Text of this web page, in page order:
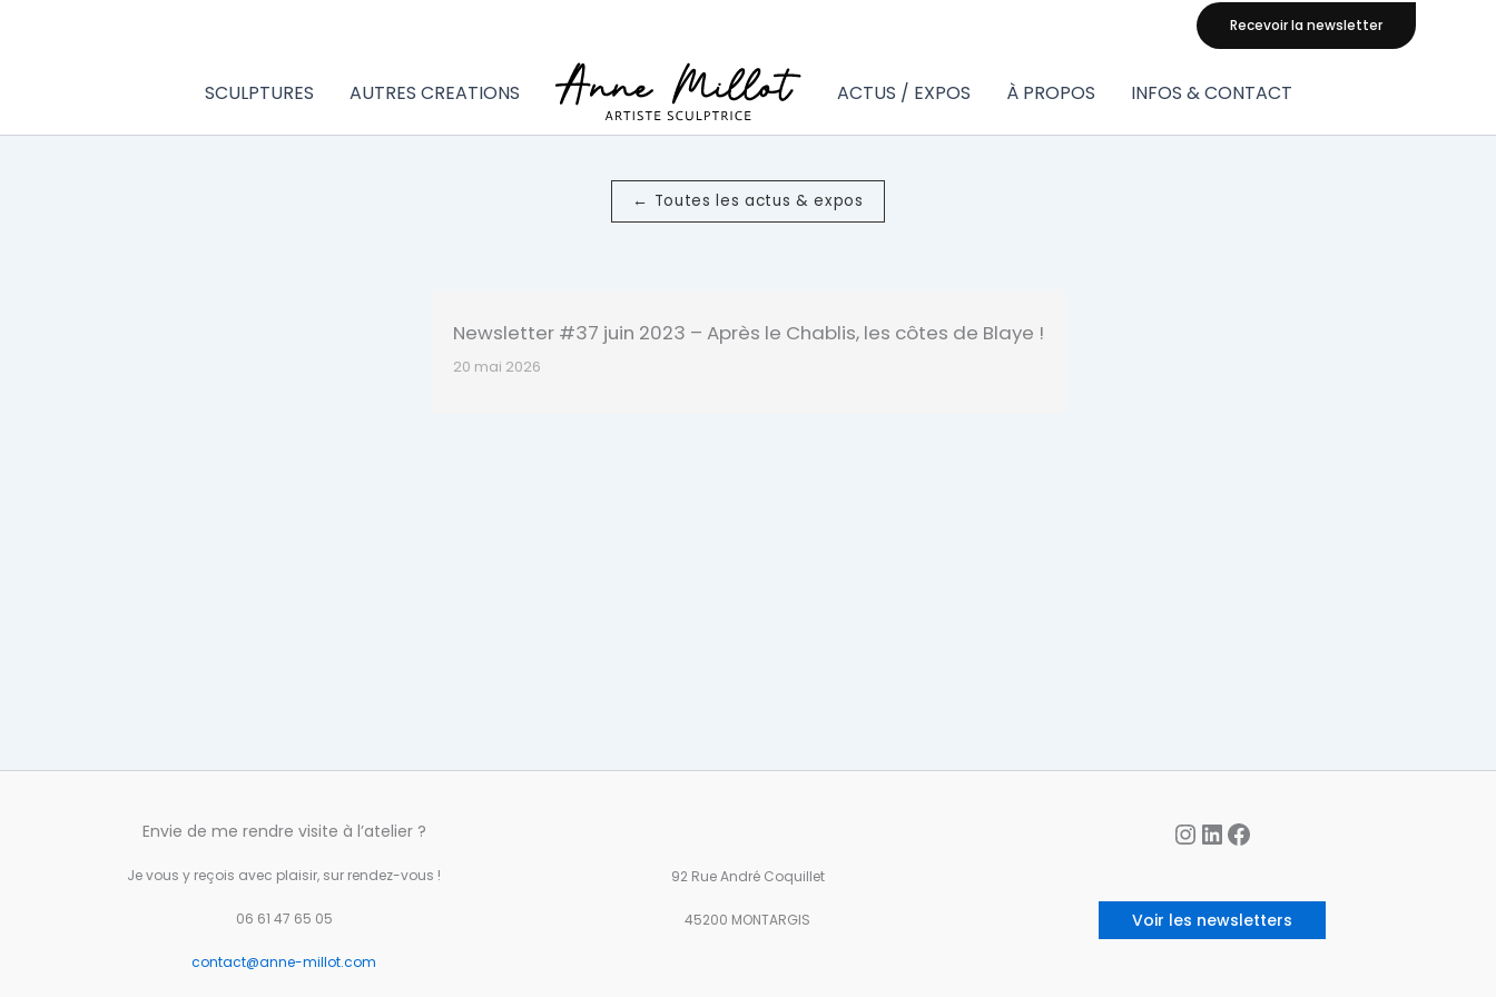
Recevoir la newsletter
SCULPTURES AUTRES CREATIONS ACTUS / EXPOS À PROPOS INFOS & CONTACT
← Toutes les actus & expos
Newsletter #37 juin 2023 – Après le Chablis, les côtes de Blaye !
20 mai 2026
Envie de me rendre visite à l’atelier ?
Je vous y reçois avec plaisir, sur rendez-vous !
06 61 47 65 05
contact@anne-millot.com
92 Rue André Coquillet
45200 MONTARGIS
Instagram
LinkedInFacebook
Voir les newsletters